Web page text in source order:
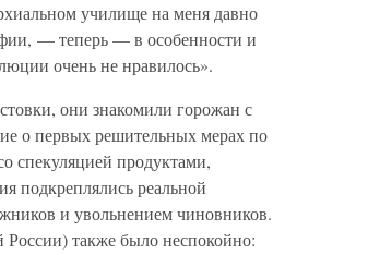
училище на меня давно
— теперь — в особенности и
очень не нравилось».
они знакомили горожан с
о первых решительных мерах по
спекуляцией продуктами,
подкреплялись реальной
и увольнением чиновников.
России) также было неспокойно: